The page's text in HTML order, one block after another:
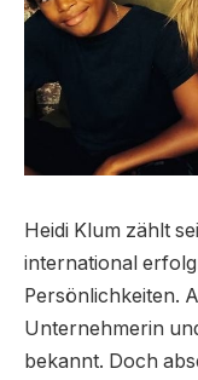
Heidi Klum zählt
international
Persönlichkeiten.
Unternehmerin
bekannt. Doch